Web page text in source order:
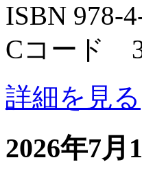
ISBN 978-
Cコード
詳細を見る
2026年7月